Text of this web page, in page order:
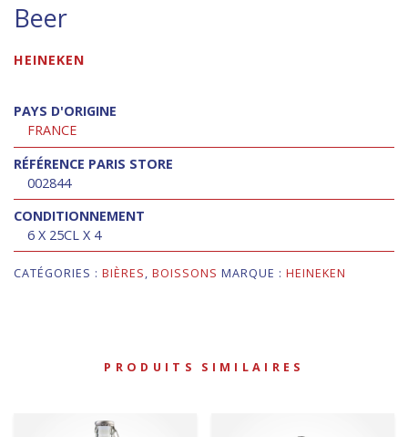
Beer
HEINEKEN
PAYS D'ORIGINE
FRANCE
RÉFÉRENCE PARIS STORE
002844
CONDITIONNEMENT
6 X 25CL X 4
CATÉGORIES : BIÈRES, BOISSONS MARQUE : HEINEKEN
PRODUITS SIMILAIRES